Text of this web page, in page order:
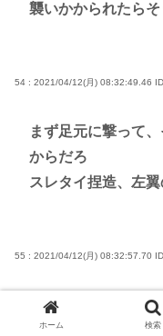
襲いかかられたら
54 : 2021/04/12(月) 08:32:49.46
まず足元に撃って
からだろ
スレタイ捏造、左
55 : 2021/04/12(月) 08:32:57.70
日本はテーザー銃で
ホーム 検索